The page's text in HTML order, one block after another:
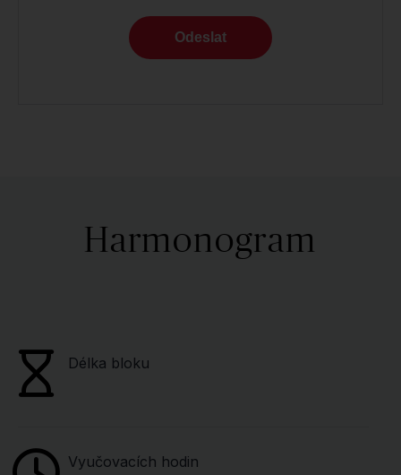
Odeslat
Harmonogram
Délka bloku
Vyučovacích hodin